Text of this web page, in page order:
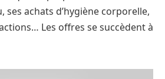
ses achats d’hygiène corporelle,
Les offres se succèdent à